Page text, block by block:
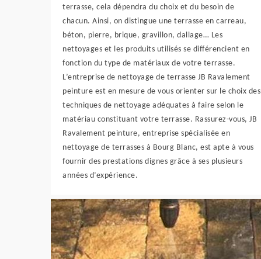
terrasse, cela dépendra du choix et du besoin de
chacun. Ainsi, on distingue une terrasse en carreau,
béton, pierre, brique, gravillon, dallage… Les
nettoyages et les produits utilisés se différencient en
fonction du type de matériaux de votre terrasse.
L’entreprise de nettoyage de terrasse JB Ravalement
peinture est en mesure de vous orienter sur le choix des
techniques de nettoyage adéquates à faire selon le
matériau constituant votre terrasse. Rassurez-vous, JB
Ravalement peinture, entreprise spécialisée en
nettoyage de terrasses à Bourg Blanc, est apte à vous
fournir des prestations dignes grâce à ses plusieurs
années d’expérience.